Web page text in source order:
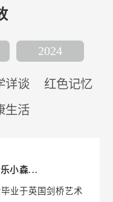
2024
详谈
红色记忆
生活
小森...
业于英国剑桥艺术